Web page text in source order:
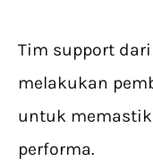
Tim support
melakukan
untuk
performa.